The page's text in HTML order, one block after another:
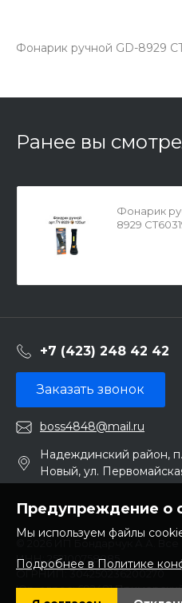
Фонарик ручной GD-8929
Ранее вы
Фонарик
8929
+7 (423) 248 42 42
Заказать звонок
boss4848@mail.ru
Надеждинский район, п.
Новый, ул.
© 2026 ИП Бондарчук А.А.
ИНН: 252100758085
ОГРНИП: 304250236200270
Юр. адрес: 692481
Предупреждение о
Мы используем файлы
Подробнее в Политике